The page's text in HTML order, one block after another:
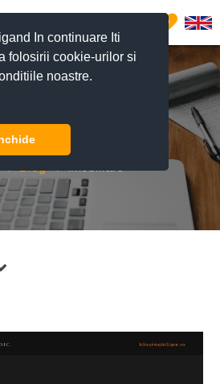
In continuare Iti
folosirii cookie-urilor si
noastre.
0
Blog